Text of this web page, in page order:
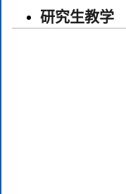
研究生教学